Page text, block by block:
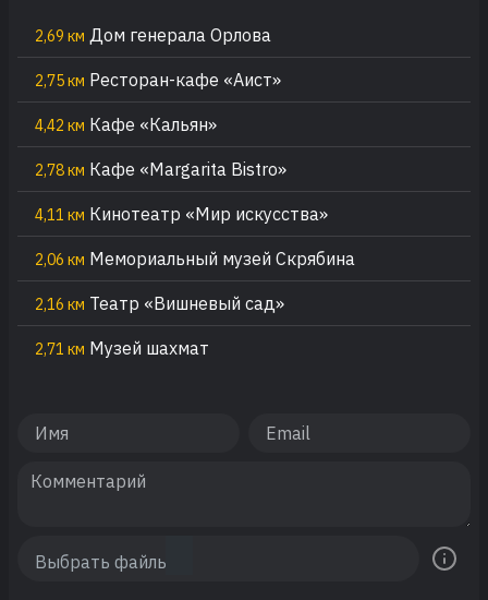
2,69 км Дом генерала Орлова
2,75 км Ресторан-кафе «Аист»
4,42 км Кафе «Кальян»
2,78 км Кафе «Margarita Bistro»
4,11 км Кинотеатр «Мир искусства»
2,06 км Мемориальный музей Скрябина
2,16 км Театр «Вишневый сад»
2,71 км Музей шахмат